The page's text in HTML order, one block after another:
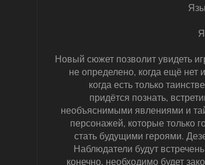
Новый сюжет позволит увидеть
не определено, когда ещё нет
когда есть только
придётся познать,
необъяснимыми явлениями и
персонажей, которые только
стать будущими героями.
Наблюдатели будут
конечно, необходимо будет